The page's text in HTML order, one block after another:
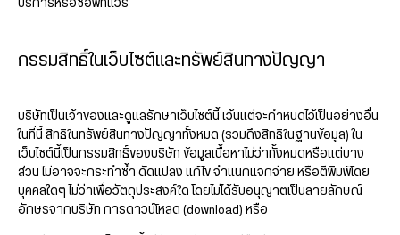
บริการหรือซอฟท์แวร์
กรรมสิทธิ์ในเว็บไซต์และทรัพย์สินทางปัญญา
บริษัทเป็นเจ้าของและดูแลรักษาเว็บไซต์นี้ เว้นแต่จะกำหนดไว้เป็นอย่างอื่น
ในที่นี้ สิทธิในทรัพย์สินทางปัญญาทั้งหมด (รวมถึงสิทธิในฐานข้อมูล) ใน
เว็บไซต์นี้เป็นกรรมสิทธิ์ของบริษัท ข้อมูลเนื้อหาไม่ว่าทั้งหมดหรือแต่บาง
ส่วน ไม่อาจจะกระทำซ้ำ ดัดแปลง แก้ไข จำแนกแจกจ่าย หรือตีพิมพ์โดย
บุคคลใดๆ ไม่ว่าเพื่อวัตถุประสงค์ใด โดยไม่ได้รับอนุญาตเป็นลายลักษณ์
อักษรจากบริษัท การดาวน์โหลด (download) หรือ